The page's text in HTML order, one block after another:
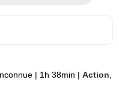
| 1h 38min | Action